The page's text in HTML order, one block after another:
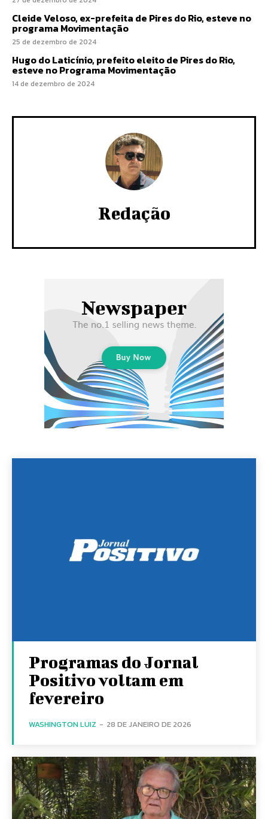
Cleide Veloso, ex-prefeita de Pires do Rio, esteve no
programa Movimentação
25 de dezembro de 2024
Hugo do Laticínio, prefeito eleito de Pires do Rio,
esteve no Programa Movimentação
14 de dezembro de 2024
Redação
Programas do Jornal
Positivo voltam em
fevereiro
WASHINGTON LUIZ - 28 DE JANEIRO DE 2026